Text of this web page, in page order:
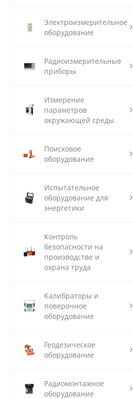
Электроизмерительное
оборудование
Радиоизмерительные
приборы
Измерение
параметров
окружающей среды
Поисковое
оборудование
Испытательное
оборудование для
энергетики
Контроль
безопасности на
производстве и
охрана труда
Калибраторы и
поверочное
оборудование
Геодезическое
оборудование
Радиомонтажное
оборудование